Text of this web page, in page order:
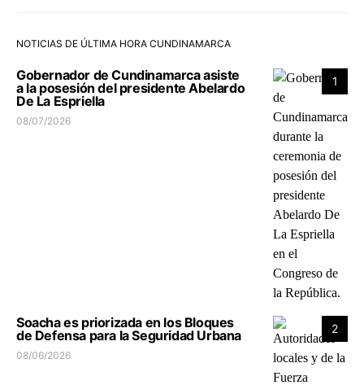
NOTICIAS DE ÚLTIMA HORA CUNDINAMARCA
1
Gobernador de Cundinamarca asiste
a la posesión del presidente Abelardo
De La Espriella
08/07/2026
2
Soacha es priorizada en los Bloques
de Defensa para la Seguridad Urbana
08/06/2026